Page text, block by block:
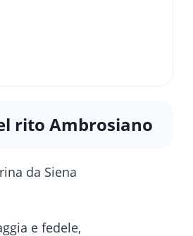
rito Ambrosiano
e fedele,